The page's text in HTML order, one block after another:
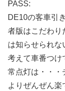
PASS:
DE10の客車引
者版はこだわり
は知らせられな
考えて車番つけ
常点灯は・・・
よりぜんぜん楽